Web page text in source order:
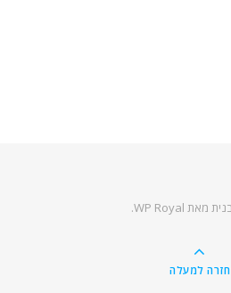
WP Royal
.
חזרה למעלה